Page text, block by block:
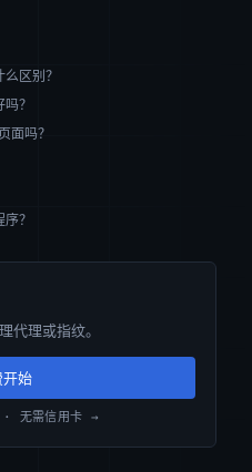
区别？
？
面吗？
？
代理或指纹。
开始
无需信用卡 →